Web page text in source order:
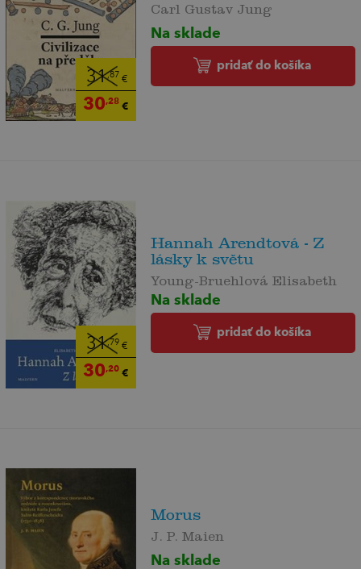
31,87 €
30,28€
Carl Gustav Jung
Na sklade
pridať do košíka
31,79 €
30,20€
Hannah Arendtová - Z
lásky k světu
Young-Bruehlová Elisabeth
Na sklade
pridať do košíka
Morus
J. P. Maien
Na sklade